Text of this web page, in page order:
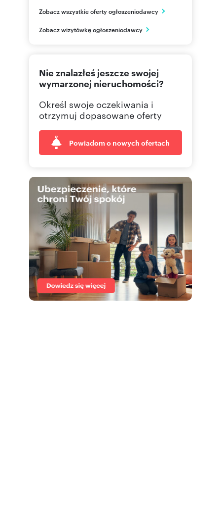
Białystok
PL
692955 Pokaż telefon
Zobacz wszystkie oferty ogłoszeniodawcy
Zobacz wizytówkę ogłoszeniodawcy
Nie znalazłeś jeszcze swojej
wymarzonej nieruchomości?
Określ swoje oczekiwania i
otrzymuj dopasowane oferty
Powiadom o nowych ofertach